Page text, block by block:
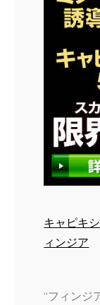
キャピキ
ィンジア
“フィンジ